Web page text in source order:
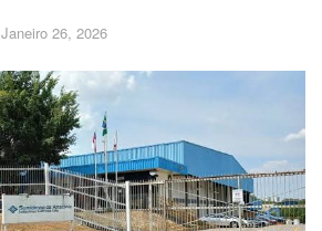
Janeiro 26, 2026